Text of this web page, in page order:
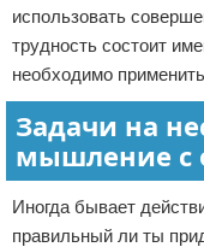
использовать
трудность состоит
необходимо
Задачи на
мышление с
Иногда бывает
правильный ли ты